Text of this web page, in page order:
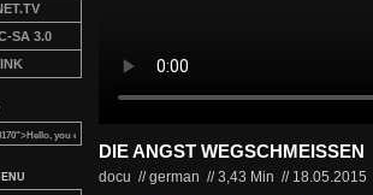
SA 3.0
DIE ANGST WEGSCHMEISSEN
docu // german //3,43 Min // 18.05.2015